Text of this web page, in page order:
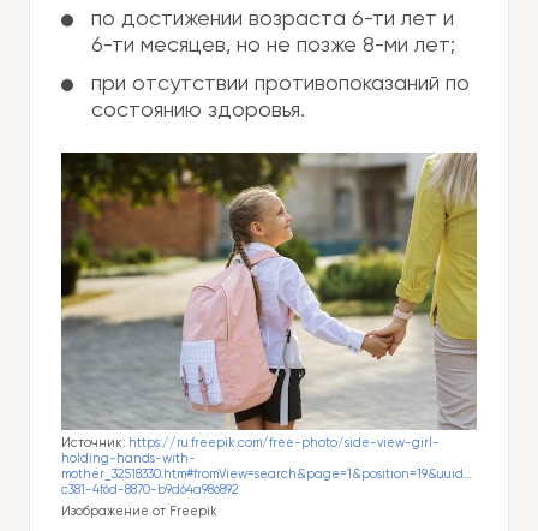
по достижении возраста 6-ти лет и
6-ти месяцев, но не позже 8-ми лет;
при отсутствии противопоказаний по
состоянию здоровья.
Источник: https://ru.freepik.com/free-photo/side-view-girl-
holding-hands-with-
mother_32518330.htm#fromView=search&page=1&position=19&uuid=70b97788-
c381-4f6d-8870-b9d64a986892
Изображение от Freepik